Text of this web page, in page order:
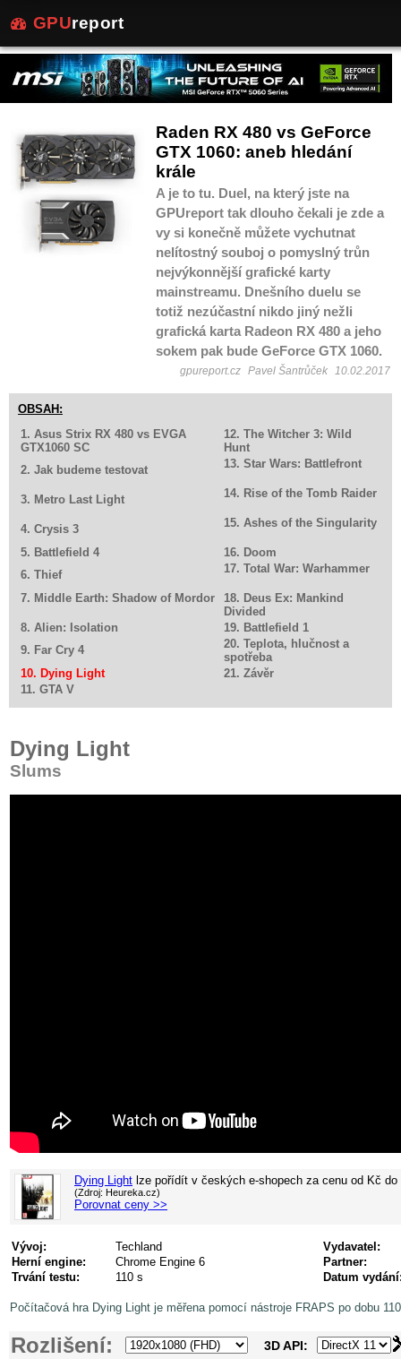
GPUreport
Raden RX 480 vs GeForce
GTX 1060: aneb hledání
krále
A je to tu. Duel, na který jste na
GPUreport tak dlouho čekali je zde a
vy si konečně můžete vychutnat
nelítostný souboj o pomyslný trůn
nejvýkonnější grafické karty
mainstreamu. Dnešního duelu se
totiž nezúčastní nikdo jiný nežli
grafická karta Radeon RX 480 a jeho
sokem pak bude GeForce GTX 1060.
gpureport.cz Pavel Šantrůček 10.02.2017
OBSAH:
1. Asus Strix RX 480 vs EVGA
GTX1060 SC
12. The Witcher 3: Wild
Hunt
2. Jak budeme testovat
13. Star Wars: Battlefront
3. Metro Last Light 14. Rise of the Tomb Raider
4. Crysis 3 15. Ashes of the Singularity
5. Battlefield 4
16. Doom
6. Thief
17. Total War: Warhammer
7. Middle Earth: Shadow of Mordor
18. Deus Ex: Mankind
Divided
8. Alien: Isolation
19. Battlefield 1
9. Far Cry 4
20. Teplota, hlučnost a
spotřeba
10. Dying Light
21. Závěr
11. GTA V
Dying Light
Slums
Dying Light lze pořídít v českých e-shopech za cenu od Kč do
(Zdroj: Heureka.cz)
Porovnat ceny >>
Vývoj: Techland
Vydavatel:
Herní engine:
Chrome Engine 6
Partner:
Trvání testu:
110 s Datum
Počítačová hra Dying Light je měřena pomocí nástroje FRAPS po dobu
Rozlišení: 3D API: